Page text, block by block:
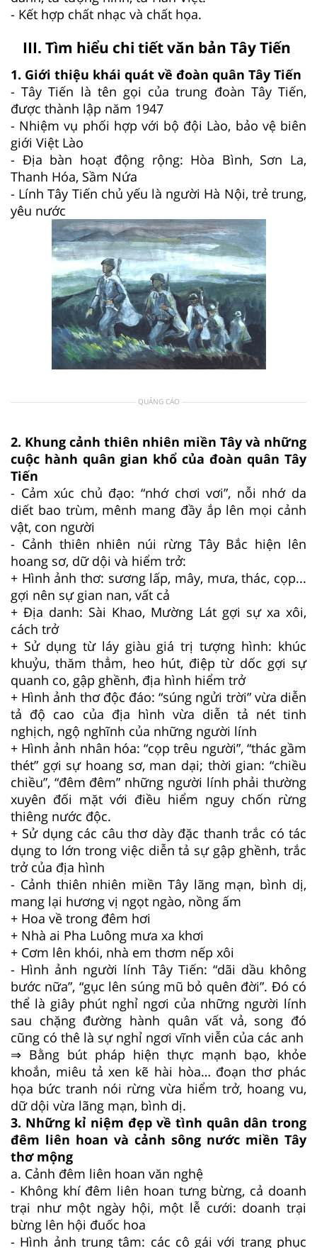
- Kết hợp chất nhạc và chất họa.
III. Tìm hiểu chi tiết văn bản Tây Tiến
1. Giới thiệu khái quát về đoàn quân Tây Tiến
- Tây Tiến là tên gọi của trung đoàn Tây Tiến,
được thành lập năm 1947
- Nhiệm vụ phối hợp với bộ đội Lào, bảo vệ biên
giới Việt Lào
- Địa bàn hoạt động rộng: Hòa Bình, Sơn La,
Thanh Hóa, Sầm Nứa
- Lính Tây Tiến chủ yếu là người Hà Nội, trẻ trung,
yêu nước
QUẢNG CÁO
2. Khung cảnh thiên nhiên miền Tây và những
cuộc hành quân gian khổ của đoàn quân Tây
Tiến
- Cảm xúc chủ đạo: “nhớ chơi vơi”, nỗi nhớ da
diết bao trùm, mênh mang đầy ắp lên mọi cảnh
vật, con người
- Cảnh thiên nhiên núi rừng Tây Bắc hiện lên
hoang sơ, dữ dội và hiểm trở:
+ Hình ảnh thơ: sương lấp, mây, mưa, thác, cọp...
gợi nên sự gian nan, vất cả
+ Địa danh: Sài Khao, Mường Lát gợi sự xa xôi,
cách trở
+ Sử dụng từ láy giàu giá trị tượng hình: khúc
khuỷu, thăm thẳm, heo hút, điệp từ dốc gợi sự
quanh co, gập ghềnh, địa hình hiểm trở
+ Hình ảnh thơ độc đáo: “súng ngửi trời” vừa diễn
tả độ cao của địa hình vừa diễn tả nét tinh
nghịch, ngộ nghĩnh của những người lính
+ Hình ảnh nhân hóa: “cọp trêu người”, “thác gầm
thét” gợi sự hoang sơ, man dại; thời gian: “chiều
chiều”, “đêm đêm” những người lính phải thường
xuyên đối mặt với điều hiểm nguy chốn rừng
thiêng nước độc.
+ Sử dụng các câu thơ dày đặc thanh trắc có tác
dụng to lớn trong việc diễn tả sự gập ghềnh, trắc
trở của địa hình
- Cảnh thiên nhiên miền Tây lãng mạn, bình dị,
mang lại hương vị ngọt ngào, nồng ấm
+ Hoa về trong đêm hơi
+ Nhà ai Pha Luông mưa xa khơi
+ Cơm lên khói, nhà em thơm nếp xôi
- Hình ảnh người lính Tây Tiến: “dãi dầu không
bước nữa”, “gục lên súng mũ bỏ quên đời”. Đó có
thể là giây phút nghỉ ngơi của những người lính
sau chặng đường hành quân vất vả, song đó
cũng có thê là sự nghỉ ngơi vĩnh viễn của các anh
⇒ Bằng bút pháp hiện thực mạnh bạo, khỏe
khoắn, miêu tả xen kẽ hài hòa… đoạn thơ phác
họa bức tranh nói rừng vừa hiểm trở, hoang vu,
dữ dội vừa lãng mạn, bình dị.
3. Những kỉ niệm đẹp về tình quân dân trong
đêm liên hoan và cảnh sông nước miền Tây
thơ mộng
a. Cảnh đêm liên hoan văn nghệ
- Không khí đêm liên hoan tưng bừng, cả doanh
trại như một ngày hội, một lễ cưới: doanh trại
bừng lên hội đuốc hoa
- Hình ảnh trung tâm: các cô gái với trang phục